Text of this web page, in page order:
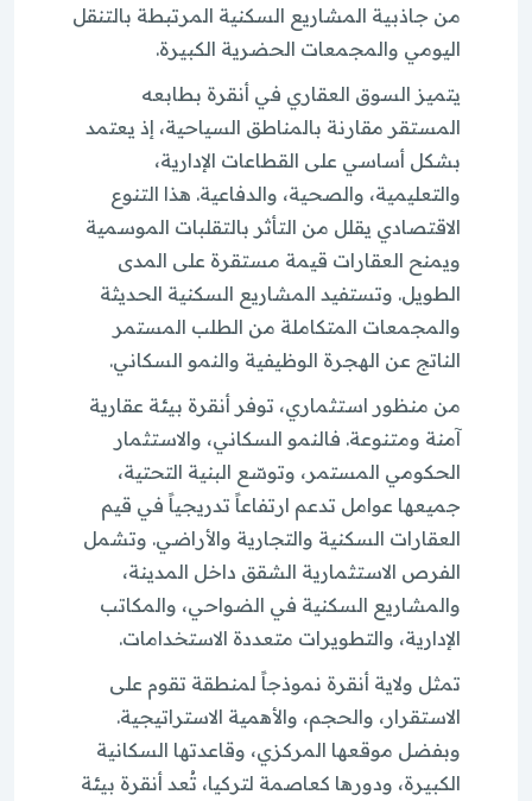
من جاذبية المشاريع السكنية المرتبطة بالتنقل
اليومي والمجمعات الحضرية الكبيرة.
يتميز السوق العقاري في أنقرة بطابعه
المستقر مقارنة بالمناطق السياحية، إذ يعتمد
بشكل أساسي على القطاعات الإدارية،
والتعليمية، والصحية، والدفاعية. هذا التنوع
الاقتصادي يقلل من التأثر بالتقلبات الموسمية
ويمنح العقارات قيمة مستقرة على المدى
الطويل. وتستفيد المشاريع السكنية الحديثة
والمجمعات المتكاملة من الطلب المستمر
الناتج عن الهجرة الوظيفية والنمو السكاني.
من منظور استثماري، توفر أنقرة بيئة عقارية
آمنة ومتنوعة. فالنمو السكاني، والاستثمار
الحكومي المستمر، وتوسّع البنية التحتية،
جميعها عوامل تدعم ارتفاعاً تدريجياً في قيم
العقارات السكنية والتجارية والأراضي. وتشمل
الفرص الاستثمارية الشقق داخل المدينة،
والمشاريع السكنية في الضواحي، والمكاتب
الإدارية، والتطويرات متعددة الاستخدامات.
تمثل ولاية أنقرة نموذجاً لمنطقة تقوم على
الاستقرار، والحجم، والأهمية الاستراتيجية.
وبفضل موقعها المركزي، وقاعدتها السكانية
الكبيرة، ودورها كعاصمة لتركيا، تُعد أنقرة بيئة